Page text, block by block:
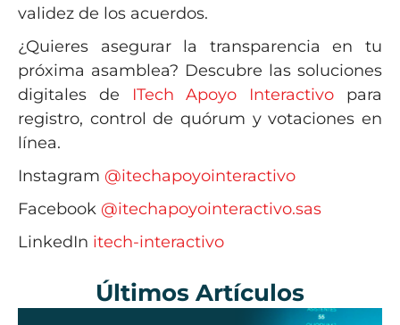
validez de los acuerdos.
¿Quieres asegurar la transparencia en tu
próxima asamblea? Descubre las soluciones
digitales de
ITech Apoyo Interactivo para
registro, control de quórum y votaciones en
línea.
Instagram @itechapoyointeractivo
Facebook @itechapoyointeractivo.sas
LinkedIn itech-interactivo
Últimos Artículos